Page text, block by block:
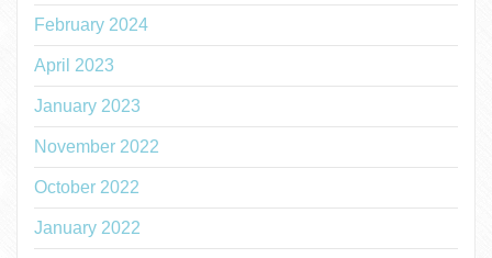
February 2024
April 2023
January 2023
November 2022
October 2022
January 2022